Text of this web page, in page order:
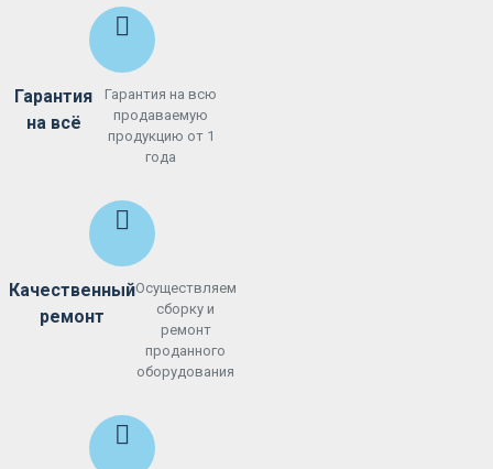
Гарантия
на всё
Гарантия на всю
продаваемую
продукцию от 1
года
Качественный
ремонт
Осуществляем
сборку и
ремонт
проданного
оборудования